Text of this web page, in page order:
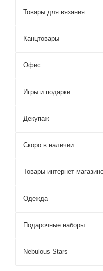
Товары для вязания
Канцтовары
Офис
Игры и подарки
Декупаж
Скоро в наличии
Товары интернет-
Одежда
Подарочные наборы
Nebulous Stars